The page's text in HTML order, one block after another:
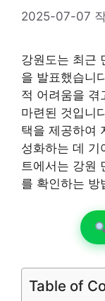
2025-07-07
강원도는 최근
을 발표했습니
적 어려움을 겪
마련된 것입니
택을 제공하여
성화하는 데 기
트에서는 강원
를 확인하는 방
Table of